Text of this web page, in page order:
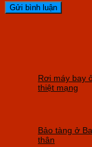
Rơi máy bay
thiệt mạng
Bảo tàng ở
thân